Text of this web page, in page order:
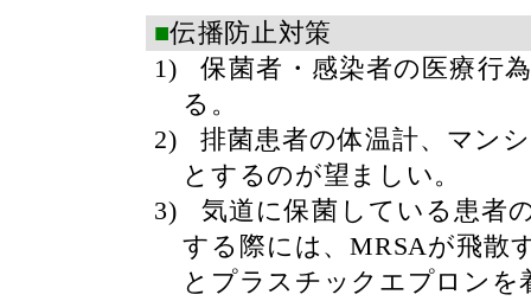
■伝播防止対策
1)
保菌者・感染者の医療行
る。
2)
排菌患者の体温計、マン
とするのが望ましい。
3)
気道に保菌している患者
する際には、MRSAが飛散
とプラスチックエプロンを